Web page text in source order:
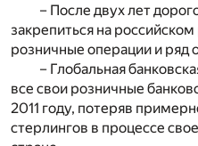
– После двух лет
закрепиться на
розничные операции и ряд
– Глобальная
все свои розничные
2011 году, потеряв
стерлингов в процессе